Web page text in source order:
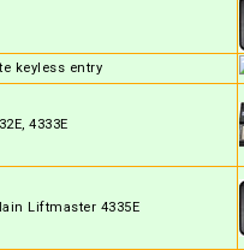
keyless entry
4333E
Liftmaster 4335E